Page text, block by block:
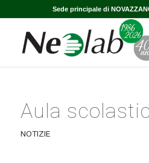
Sede principale di
Aula
NOTIZIE